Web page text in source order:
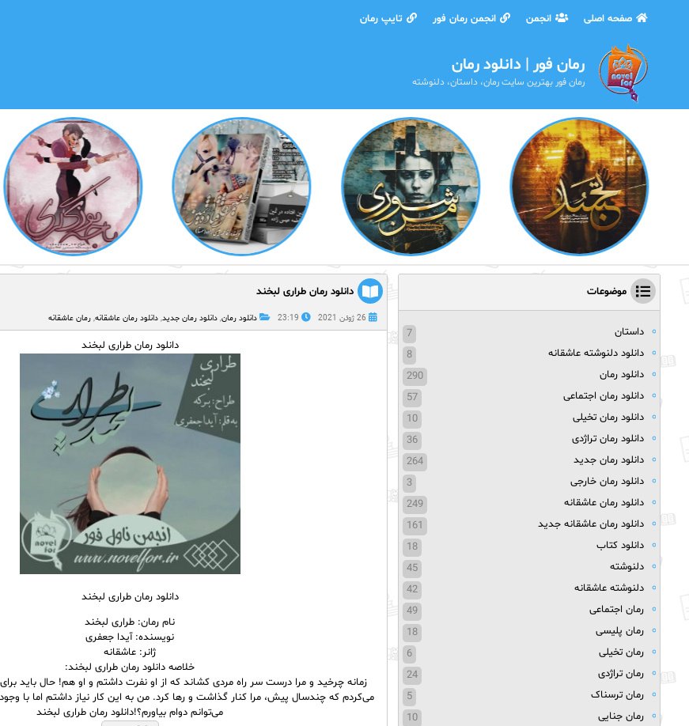
صفحه اصلی انجمن انجمن رمان فور تایپ رمان
رمان فور | دانلود رمان
رمان فور بهترین سایت رمان، داستان، دلنوشته
دانلود رمان طراری لبخند
26 ژوئن 2021 23:19 دانلود رمان, دانلود رمان جدید, دانلود رمان عاشقانه, رمان عاشقانه
دانلود رمان طراری لبخند
دانلود رمان طراری لبخند
نام رمان: طراری لبخند
نویسنده: آیدا جعفری
ژانر: عاشقانه
خلاصه دانلود رمان طراری لبخند:
زمانه چرخید و مرا درست سر راه مردی کشاند که از او نفرت داشتم و او هم! حال باید برای
می‌کردم که چندسال پیش، مرا کنار گذاشت و رها کرد. من به این کار نیاز داشتم اما با
می‌توانم دوام بیاورم؟!دانلود رمان طراری لبخند
موضوعات
داستان
7
دانلود دلنوشته عاشقانه
8
دانلود رمان
290
دانلود رمان اجتماعی
57
دانلود رمان تخیلی
10
دانلود رمان تراژدی
36
دانلود رمان جدید
264
دانلود رمان خارجی
3
دانلود رمان عاشقانه
249
دانلود رمان عاشقانه جدید
161
دانلود کتاب
18
دلنوشته
45
دلنوشته عاشقانه
42
رمان اجتماعی
49
رمان پلیسی
18
رمان تخیلی
6
رمان تراژدی
24
رمان ترسناک
5
رمان جنایی
10